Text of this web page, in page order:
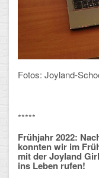
Fotos: Joyland-
*****
Frühjahr 2022:
konnten wir im
mit der Joyland
ins Leben rufen!